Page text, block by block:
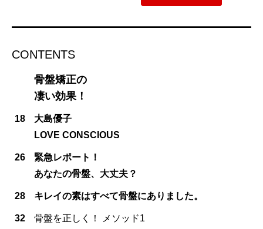
CONTENTS
骨盤矯正の
凄い効果！
18
大島優子
LOVE CONSCIOUS
26
緊急レポート！
あなたの骨盤、大丈夫？
28 キレイの素はすべて骨盤にありました。
32 骨盤を正しく！ メソッド1